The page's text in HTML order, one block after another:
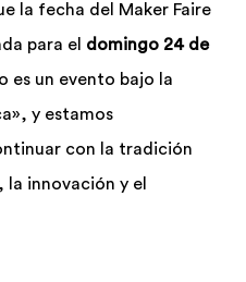
la fecha del Maker Faire
para el domingo 24 de
es un evento bajo la
y estamos
con la tradición
innovación y el